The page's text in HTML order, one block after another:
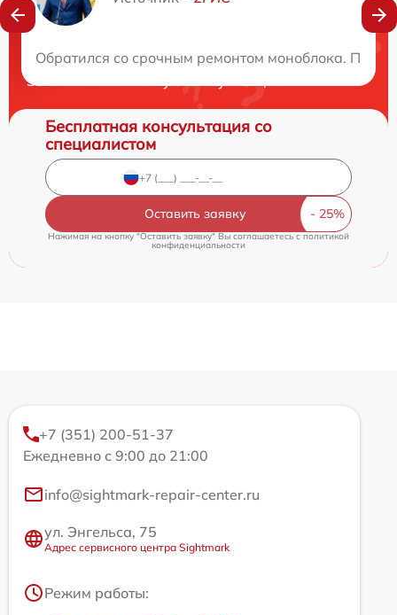
Обратился со срочным ремонтом моноблока.
Нужна консультация?
Закажите бесплатную консультацию
Бесплатная консультация со
специалистом
Оставить заявку
Нажимая на кнопку "Оставить заявку" Вы соглашаетесь cполитикой
конфиденциальности
+7 (351) 200-51-37
Ежедневно с 9:00 до 21:00
info@sightmark-repair-center.ru
ул. Энгельса, 75
Адрес сервисного центра Sightmark
Режим работы: